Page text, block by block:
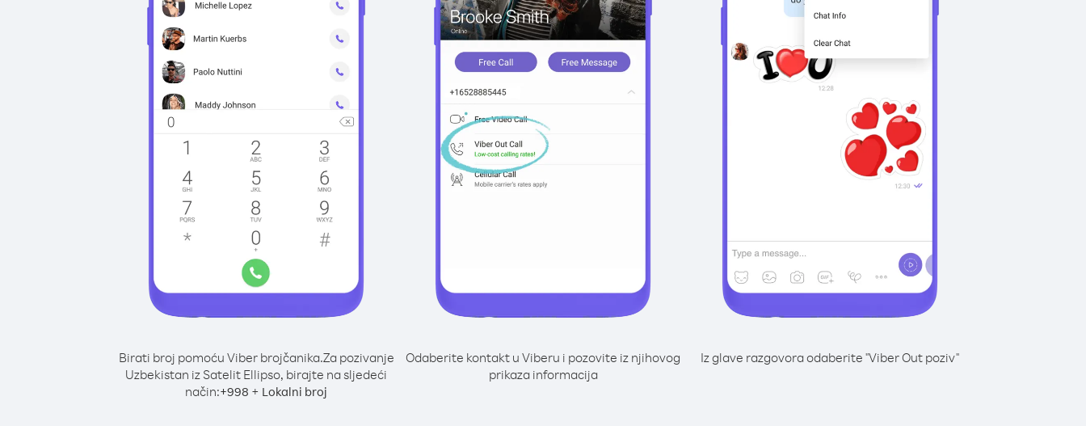
Birati broj pomoću Viber brojčanika.Za pozivanje
Uzbekistan iz Satelit Ellipso, birajte na sljedeći
način:+998 + Lokalni broj
Odaberite kontakt u Viberu i pozovite iz njihovog
prikaza informacija
Iz glave razgovora odaberite "Viber Out poziv"